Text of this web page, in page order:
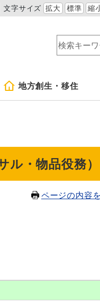
文字サイズ 拡大 標準 縮
地方創生・移住
・物品役務）
ページの内容